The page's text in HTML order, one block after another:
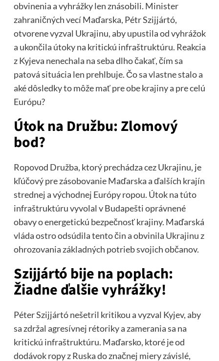
obvinenia a vyhrážky len znásobili. Minister
zahraničných vecí Maďarska, Pétr Szijjártó,
otvorene vyzval Ukrajinu, aby upustila od vyhrážok
a ukončila útoky na kritickú infraštruktúru. Reakcia
z Kyjeva nenechala na seba dlho čakať, čím sa
patová situácia len prehlbuje. Čo sa vlastne stalo a
aké dôsledky to môže mať pre obe krajiny a pre celú
Európu?
Útok na Družbu: Zlomový
bod?
Ropovod Družba, ktorý prechádza cez Ukrajinu, je
kľúčový pre zásobovanie Maďarska a ďalších krajín
strednej a východnej Európy ropou. Útok na túto
infraštruktúru vyvolal v Budapešti oprávnené
obavy o energetickú bezpečnosť krajiny. Maďarská
vláda ostro odsúdila tento čin a obvinila Ukrajinu z
ohrozovania základných potrieb svojich občanov.
Szijjártó bije na poplach:
Žiadne ďalšie vyhrážky!
Péter Szijjártó nešetril kritikou a vyzval Kyjev, aby
sa zdržal agresívnej rétoriky a zamerania sa na
kritickú infraštruktúru. Maďarsko, ktoré je od
dodávok ropy z Ruska do značnej miery závislé,